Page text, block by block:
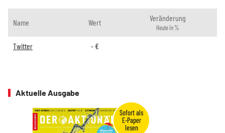
Name Wert Veränderung
Heute in %
Twitter -€
Aktuelle Ausgabe